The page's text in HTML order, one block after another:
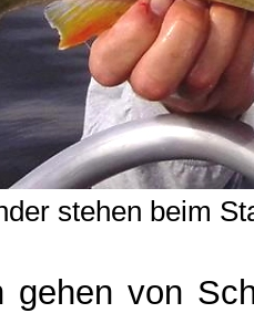
stehen beim
gehen von